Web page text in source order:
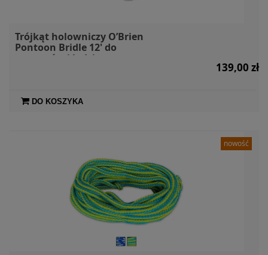
Trójkąt holowniczy O’Brien
Pontoon Bridle 12' do
pontonów i łodzi
139,00 zł
DO KOSZYKA
nowość